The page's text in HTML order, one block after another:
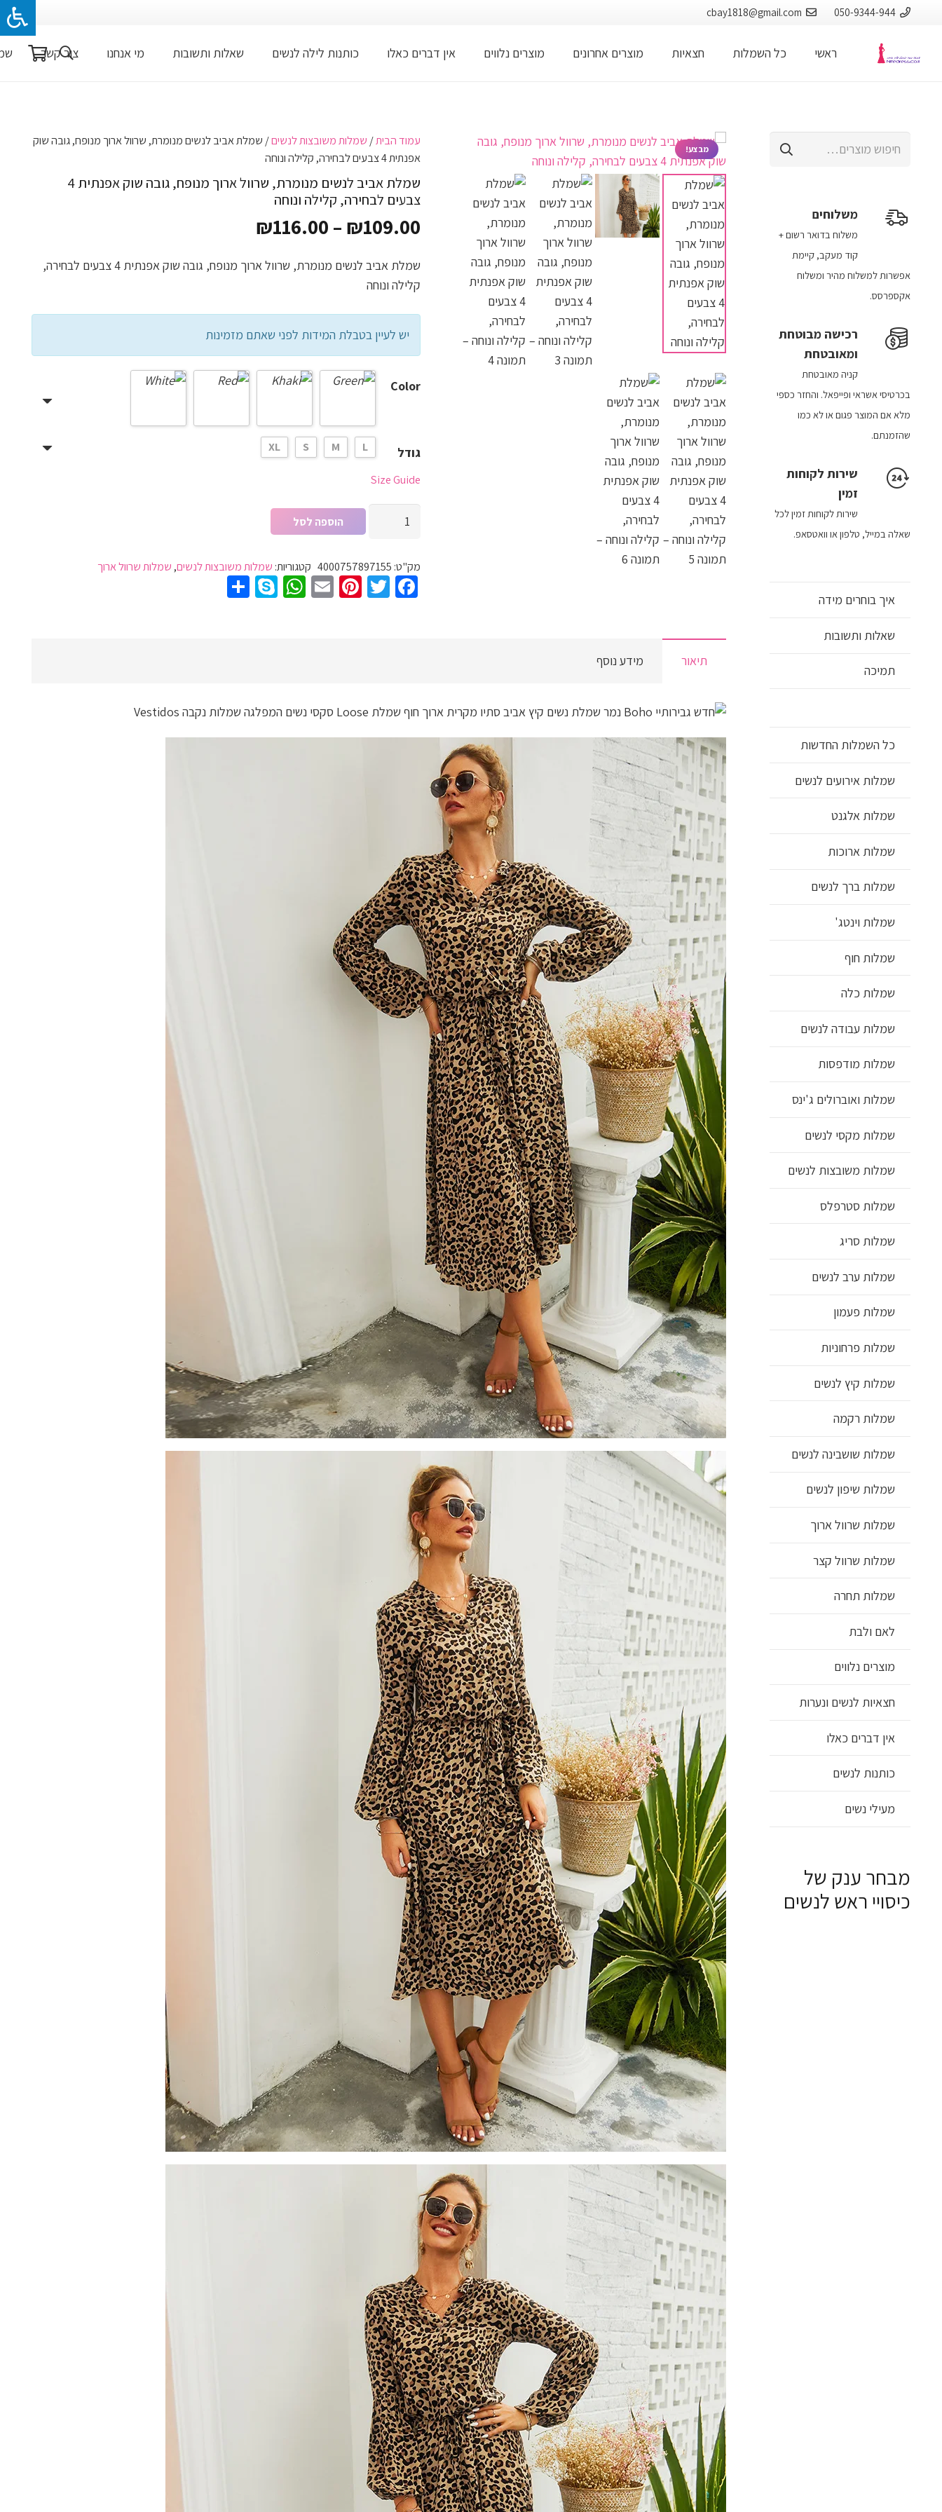
050-9344-944
cbay1818@gmail.com
ראשי כל השמלות חצאיות מוצרים אחרונים מוצרים נלווים אין דברים כאלו כותנות לילה לנשים שאלות ותשובות מי אנחנו צור קשר
מבצע!
עמוד הבית/ שמלות משובצות לנשים/ שמלת אביב לנשים מנומרת, שרוול ארוך מנופח, גובה שוק
אפנתית 4 צבעים לבחירה, קלילה ונוחה
שמלת אביב לנשים מנומרת, שרוול ארוך מנופח, גובה שוק אפנתית 4
צבעים לבחירה, קלילה ונוחה
₪109.00
–
₪116.00
שמלת אביב לנשים מנומרת, שרוול ארוך מנופח, גובה שוק אפנתית 4 צבעים לבחירה,
קלילה ונוחה
יש לעיין בטבלת המידות לפני שאתם מזמינות
Color
גודל L
M
S
XL
Size Guide
אביב
לנשים
שוק
הוספה לסל
מק"ט: 4000757897155 קטגוריות: שמלות משובצות לנשים, שמלות שרוול ארוך
Facebook
Twitter
Pinterest
Email
WhatsApp
Skype
תיאור מידע נוסף
משלוחים
משלוח​ ב​דואר רשום +
קוד מעקב​​, קיימת
אפשרות למשלוח מהיר​ ומשלוח
אקספרסס.
רכישה​ מבוטחת ​
ומאובטחת
קניה מאובטחת
בכרטיסי אשראי ופייפאל. והחזר כספי
מלא אם המוצר פגום או לא כמו
שהזמנתם.
שירות לקוחות
זמין
שירות לקוחות זמין לכל
שאלה במייל, טלפון או וואטסאפ.
איך בוחרים מידה
שאלות ותשובות
תמיכה
כל השמלות החדשות
שמלות אירועים לנשים
שמלות אלגנט
שמלות ארוכות
שמלות ברך לנשים
שמלות וינטג'
שמלות חוף
שמלות כלה
שמלות עבודה לנשים
שמלות מודפסות
שמלות ואוברולים ג'ינס
שמלות מקסי לנשים
שמלות משובצות לנשים
שמלות סטרפלס
שמלות סריג
שמלות ערב לנשים
שמלות פעמון
שמלות פרחוניות
שמלות קיץ לנשים
שמלות רקמה
שמלות שושבינה לנשים
שמלות שיפון לנשים
שמלות שרוול ארוך
שמלות שרוול קצר
שמלות תחרה
לאם ולבת
מוצרים נלווים
חצאיות לנשים ונערות
אין דברים כאלו
כותנות לנשים
מעילי נשים
מבחר ענק של
כיסויי ראש לנשים